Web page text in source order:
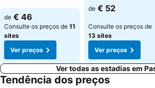
Ver preços
de € 46
Consulte os preços de 11
sites
Ver preços
Ver preços
de € 52
Consulte os preços de
13 sites
Ver preços
Ver todas as estadias em
Tendência dos preços